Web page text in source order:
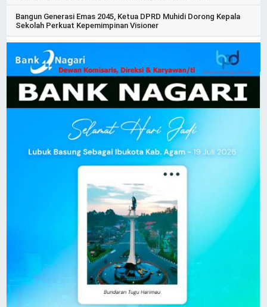
Bangun Generasi Emas 2045, Ketua DPRD Muhidi Dorong Kepala
Sekolah Perkuat Kepemimpinan Visioner